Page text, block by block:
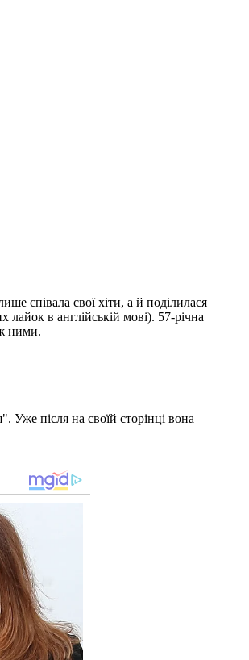
співала свої хіти, а й поділилася
в англійській мові). 57-річна
ними.
Уже після на своїй сторінці вона